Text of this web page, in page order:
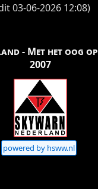
03-06-2026 12:08)
- Met het oog
2007
powered by hsww.nl